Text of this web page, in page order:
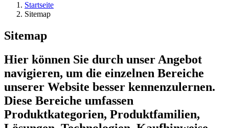
Startseite
Sitemap
Sitemap
Hier können Sie durch unser Angebot
navigieren, um die einzelnen Bereiche
unserer Website besser kennenzulernen.
Diese Bereiche umfassen
Produktkategorien, Produktfamilien,